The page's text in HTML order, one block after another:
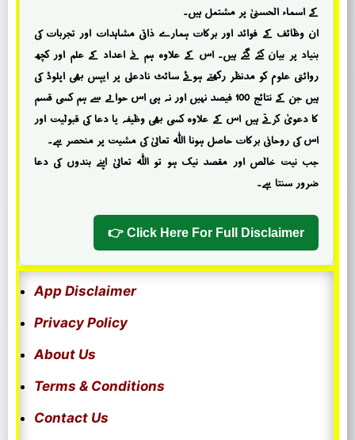
کے اسماء الحسنیٰ پر مشتمل ہیں۔
ان وظائف کے فوائد اور برکات ہمارے ذاتی مشاہدات اور تجربات کی
بنیاد پر بیان کئے گئے ہیں۔ اس کے علاوہ ہم نے اعداد کے علم اور کچھ
روائتی علوم کو مدنظر رکھتے ہوئے سائٹ نادعلی پر ایپس بھی اپلوڈ کی
ہیں جن کے نتائج 100 فیصد نہیں اور نہ ہی اس حوالے سے ہم کسی قسم
کا دعویٰ کرتے ہیں اس کے علاوہ کسی بھی وظیفہ یا دعا کی قبولیت اور
اس کی روحانی برکات حاصل ہونا اللہ تعالیٰ کی مشیت پر منحصر ہے۔
جب نیت خالص اور مقصد نیک ہو تو اللہ تعالیٰ اپنے بندوں کی دعا
ضرور سنتا ہے۔
Click Here For Full Disclaimer 👉
App Disclaimer
Privacy Policy
About Us
Terms & Conditions
Contact Us